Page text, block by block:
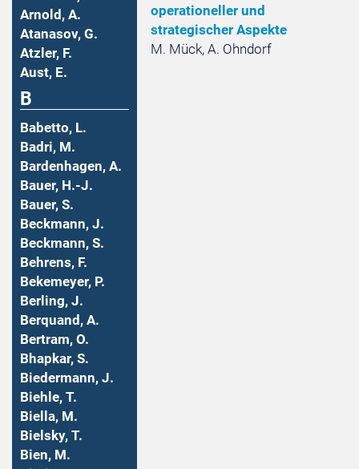
Arnold, A.
Atanasov, G.
Atzler, F.
Aust, E.
B
Babetto, L.
Badri, M.
Bardenhagen, A.
Bauer, H.-J.
Bauer, S.
Beckmann, J.
Beckmann, S.
Behrens, F.
Bekemeyer, P.
Berling, J.
Berquand, A.
Bertram, O.
Bhapkar, S.
Biedermann, J.
Biehle, T.
Biella, M.
Bielsky, T.
Bien, M.
operationeller und
strategischer Aspekte
M. Mück, A. Ohndorf